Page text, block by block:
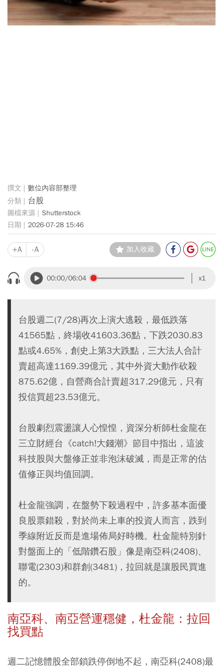
數位內容部整理
台股
Shutterstock
2026-07-28 15:46
+A -A 加入收藏
00:00/06:04 x1
台股週二(7/28)再次上演大逃殺，最低跌落
41565點，終場收41603.36點，下跌2030.83
點或4.65%，創史上第3大跌點，三大法人合計
賣超高達1169.39億元，其中外資大動作砍殺
875.62億，自營商合計賣超317.29億元，只有
投信買超23.53億元。
台股劇烈震盪讓人心惶惶，資深分析師杜金龍在
三立財經台《catch!大錢潮》節目中指出，這波
科技股與大盤修正並非泡沫破滅，而是正常的估
值修正與均值回調。
杜金龍強調，在盤勢下殺過程中，許多基本面優
良股票錯殺，對於尚未上車的投資人而言，跌到
季線附近反而是進場佈局好時機。杜金龍特別針
對盤面上的「低階鑽石股」像是南亞科(2408)、
聯電(2303)和群創(3481)，拉回就是讓股民買進
的。
南亞科、南亞營運穩健，杜金龍：拉回
找買點
週二記憶體股全部鎖跌停倒地不起，南亞科(2408)最